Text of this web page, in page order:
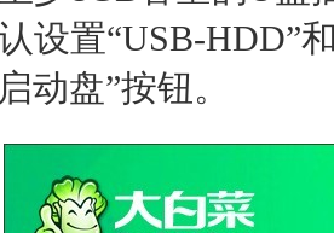
设置“USB-HDD”
动盘”按钮。